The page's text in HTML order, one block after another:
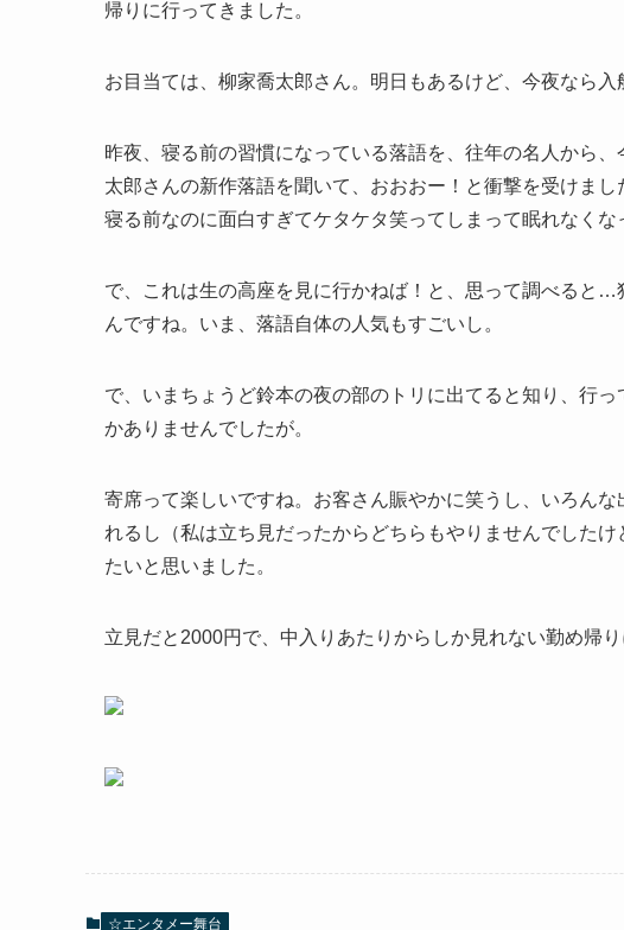
帰りに行ってきました。
お目当ては、柳家喬太郎さん。明日もあるけど、今夜なら入
昨夜、寝る前の習慣になっている落語を、往年の名人から
太郎さんの新作落語を聞いて、おおおー！と衝撃を受けまし
寝る前なのに面白すぎてケタケタ笑ってしまって眠れなくな
で、これは生の高座を見に行かねば！と、思って調べると
んですね。いま、落語自体の人気もすごいし。
で、いまちょうど鈴本の夜の部のトリに出てると知り、行
かありませんでしたが。
寄席って楽しいですね。お客さん賑やかに笑うし、いろん
れるし（私は立ち見だったからどちらもやりませんでした
たいと思いました。
立見だと2000円で、中入りあたりからしか見れない勤め帰り
☆エンタメー舞台